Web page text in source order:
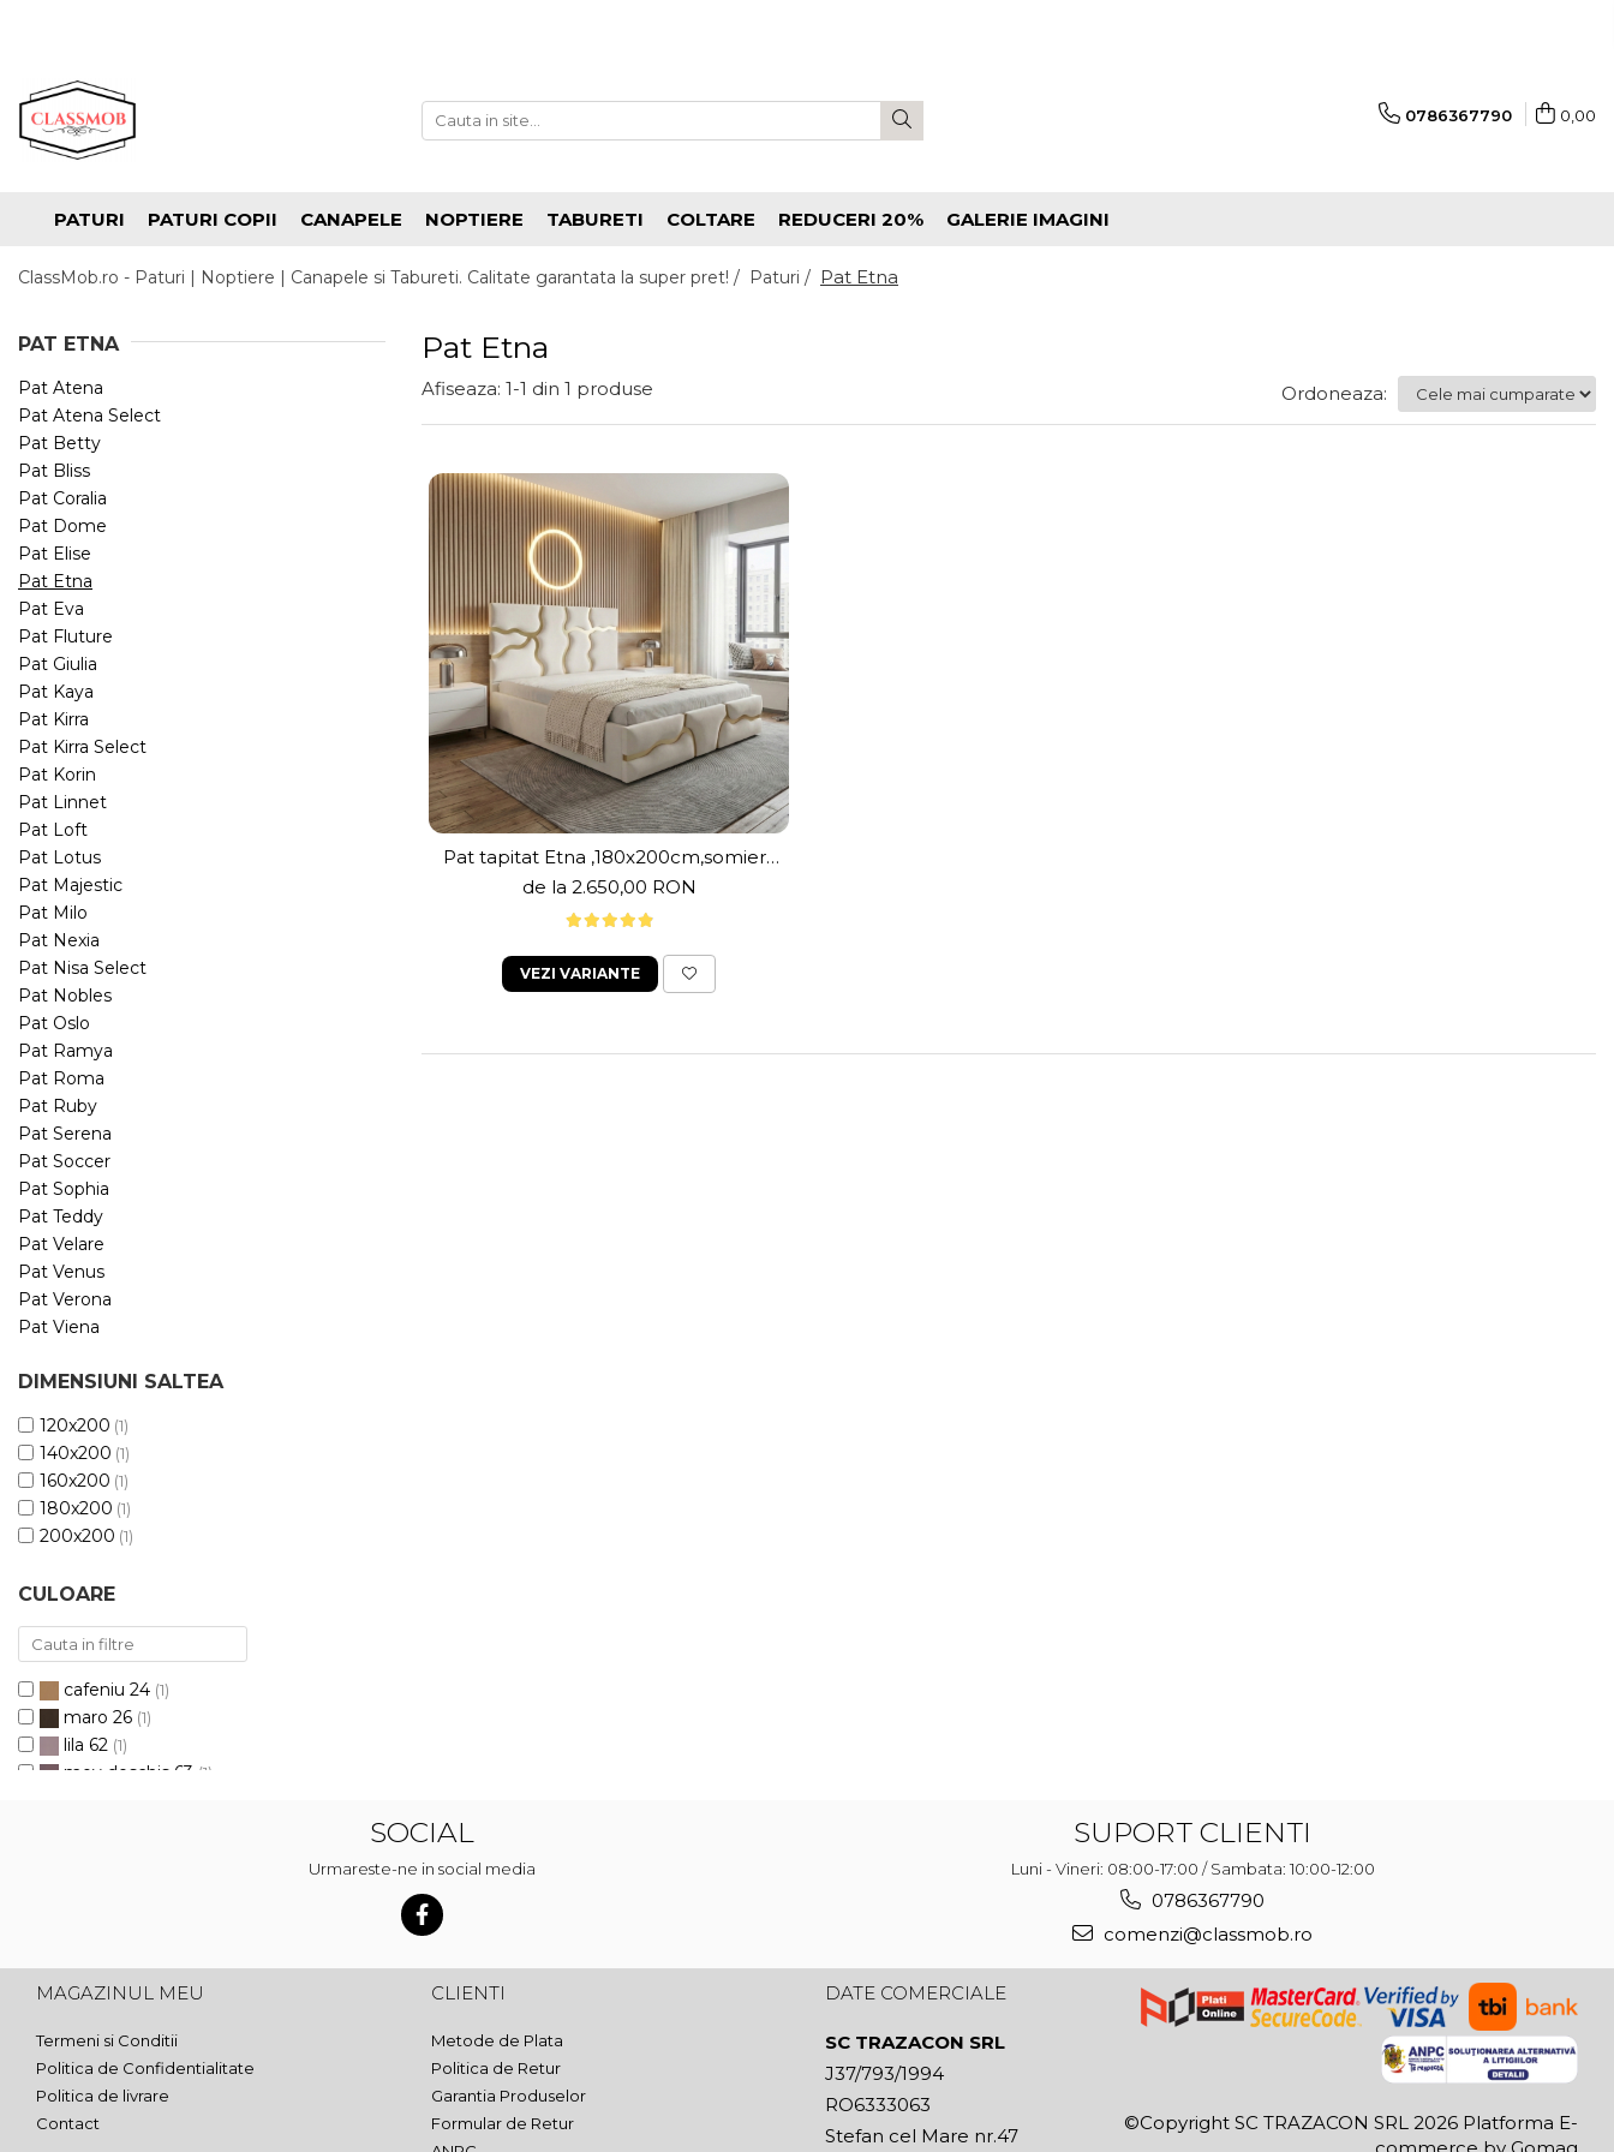
0786367790 0,00
PATURI PATURI COPII CANAPELE NOPTIERE TABURETI COLTARE REDUCERI 20% GALERIE IMAGINI
ClassMob.ro - Paturi | Noptiere | Canapele si Tabureti. Calitate garantata la super pret! / Paturi / Pat Etna
Pat Etna
PAT ETNA
Pat Atena
Pat Atena Select
Pat Betty
Pat Bliss
Pat Coralia
Pat Dome
Pat Elise
Pat Etna
Pat Eva
Pat Fluture
Pat Giulia
Pat Kaya
Pat Kirra
Pat Kirra Select
Pat Korin
Pat Linnet
Pat Loft
Pat Lotus
Pat Majestic
Pat Milo
Pat Nexia
Pat Nisa Select
Pat Nobles
Pat Oslo
Pat Ramya
Pat Roma
Pat Ruby
Pat Serena
Pat Soccer
Pat Sophia
Pat Teddy
Pat Velare
Pat Venus
Pat Verona
Pat Viena
DIMENSIUNI SALTEA
120x200 (1)
140x200 (1)
160x200 (1)
180x200 (1)
200x200 (1)
CULOARE
cafeniu 24 (1)
maro 26 (1)
lila 62 (1)
mov deschis 63 (1)
rosu 256(1)
galben 257 (1)
turcoaz 259(1)
verde 260 (1)
albastru azur 261
albastru pastel 262
Afiseaza: 1-1 din 1 produse Ordoneaza:
Pat tapitat Etna ,180x200cm,somiera
metalica rabatabila,spatiu
depozitare,crem prafuit
de la 2.650,00 RON
VEZI VARIANTE
SOCIAL
Urmareste-ne in social media
SUPORT CLIENTI
Luni - Vineri: 08:00-17:00 / Sambata: 10:00-12:00
0786367790
comenzi@classmob.ro
MAGAZINUL MEU
Termeni si Conditii
Politica de Confidentialitate
Politica de livrare
Contact
CLIENTI
Metode de Plata
Politica de Retur
Garantia Produselor
Formular de Retur
DATE COMERCIALE
SC TRAZACON SRL
J37/793/1994
RO6333063
Stefan cel Mare nr.47
©Copyright SC TRAZACON SRL 2026 Platforma E-